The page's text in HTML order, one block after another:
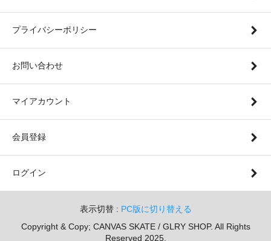
プライバシーポリシー
お問い合わせ
マイアカウント
会員登録
ログイン
表示切替 : PC版に切り替える
Copyright & Copy; CANVAS SKATE / GLRY SHOP. All Rights
Reserved 2025.